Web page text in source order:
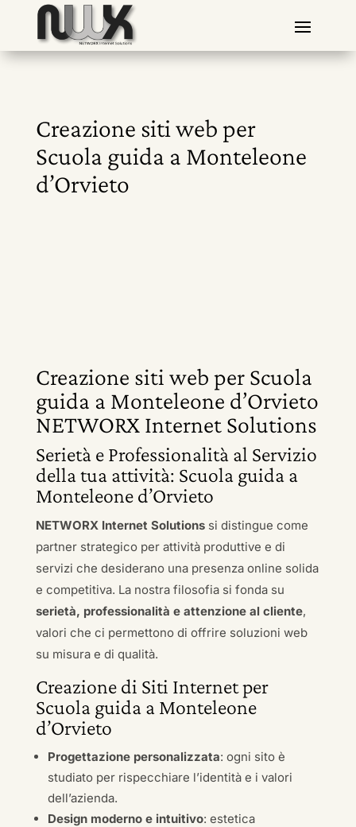
Creazione siti web per
Scuola guida a Monteleone
d’Orvieto
Creazione siti web per Scuola
guida a Monteleone d’Orvieto
NETWORX Internet Solutions
Serietà e Professionalità al Servizio
della tua attività: Scuola guida a
Monteleone d’Orvieto
NETWORX Internet Solutionssi distingue come
partner strategico per attività produttive e di
servizi che desiderano una presenza online solida
e competitiva. La nostra filosofia si fonda su
serietà, professionalità e attenzione al cliente,
valori che ci permettono di offrire soluzioni web
su misura e di qualità.
Creazione di Siti Internet per
Scuola guida a Monteleone
d’Orvieto
Progettazione personalizzata: ogni sito è
studiato per rispecchiare l’identità e i valori
dell’azienda.
Design moderno e intuitivo: estetica